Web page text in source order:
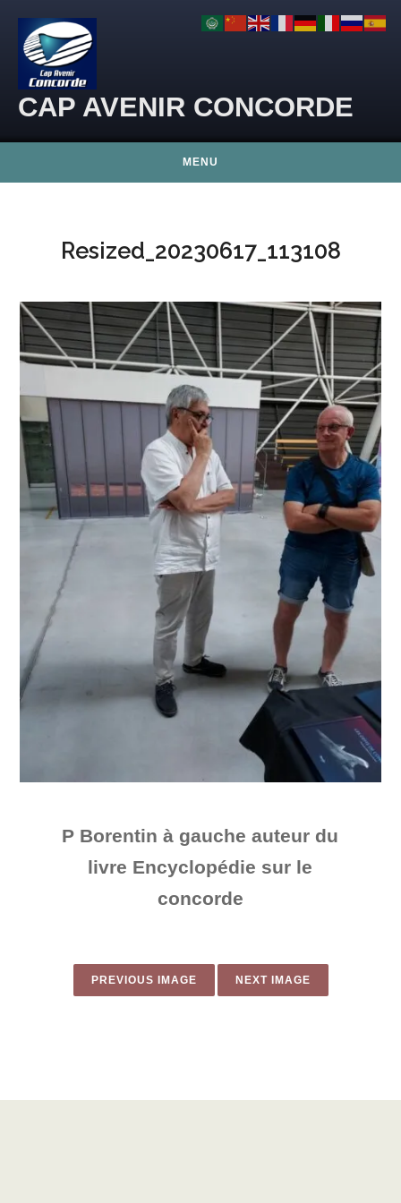
CAP AVENIR CONCORDE
MENU
Resized_20230617_113108
P Borentin à gauche auteur du
livre Encyclopédie sur le
concorde
PREVIOUS IMAGE NEXT IMAGE